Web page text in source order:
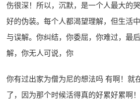
伤很深！所以，沉默，是一个人最大的
好的伪装。每个人都渴望理解，但生活
与误解。你纠结，你委屈，你难过，最
解，你无人可说，你
你有过出家为僧为尼的想法吗 有啊！就
了，因为那个时候活得真的好累好累啊